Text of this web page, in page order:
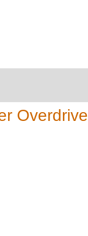
Overdrive